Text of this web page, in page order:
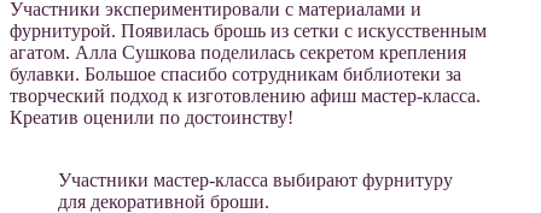
Участники экспериментировали с материалами и
фурнитурой. Появилась брошь из сетки с искусственным
агатом. Алла Сушкова поделилась секретом крепления
булавки. Большое спасибо сотрудникам библиотеки за
творческий подход к изготовлению афиш мастер-класса.
Креатив оценили по достоинству!
Участники мастер-класса выбирают фурнитуру
для декоративной броши.